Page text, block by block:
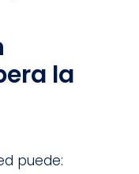
la
puede: